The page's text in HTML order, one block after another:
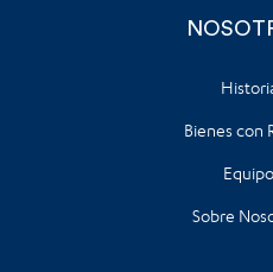
Bienes con
Equipo
Sobre